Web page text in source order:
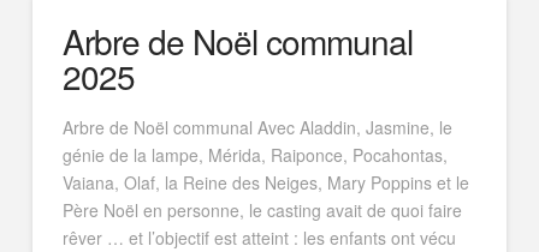
Arbre de Noël communal
2025
Arbre de Noël communal Avec Aladdin, Jasmine, le
génie de la lampe, Mérida, Raiponce, Pocahontas,
Vaiana, Olaf, la Reine des Neiges, Mary Poppins et le
Père Noël en personne, le casting avait de quoi faire
rêver … et l’objectif est atteint : les enfants ont vécu